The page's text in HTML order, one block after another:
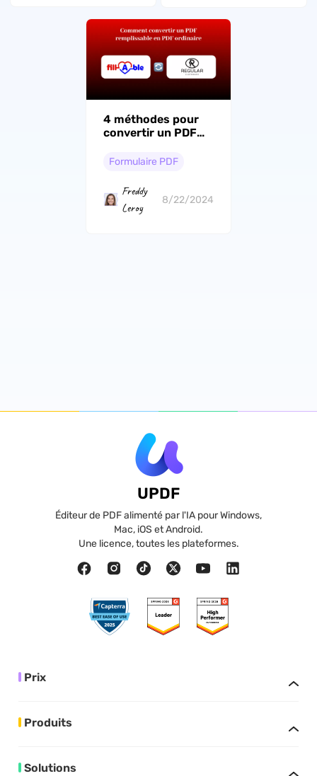
4 méthodes pour
convertir un PDF
PDF standard
payantes)
Formulaire PDF
Freddy
Leroy
8/22/2024
UPDF
Éditeur de PDF alimenté par l'IA pour Windows,
Mac, iOS et Android.
Une licence, toutes les plateformes.
Prix
Produits
Solutions